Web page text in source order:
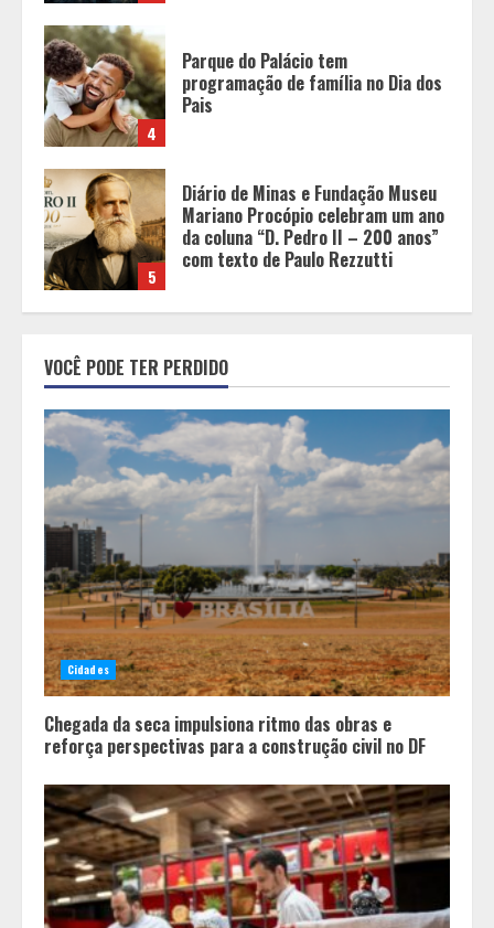
5
Diário de Minas e Fundação Museu
Mariano Procópio celebram um ano
da coluna “D. Pedro II – 200 anos”
com texto de Paulo Rezzutti
1
Chegada da seca impulsiona ritmo
das obras e reforça perspectivas
para a construção civil no DF
Minas+Doce- Feira e Festival da
Doçaria e Confeitaria Mineira
3
O Bloomsday hoje: 18 horas na vida
de Dublin sob vigilância
Parque do Palácio tem
programação de família no Dia dos
Pais
VOCÊ PODE TER PERDIDO
Cidades
Chegada da seca impulsiona ritmo das obras e
reforça perspectivas para a construção civil no DF